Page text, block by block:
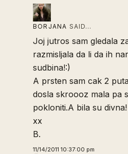
BORJANA SAID…
Joj jutros sam gledala
razmisljala da li da ih
sudbina!:)
A prsten sam cak 2
dosla skroooz mala pa
pokloniti.A bila su divna!
xx
B.
11/14/2011 10:37:00 pm